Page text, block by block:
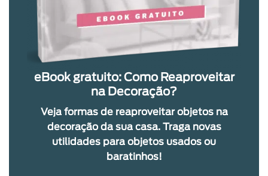
eBook gratuito: Como Reaproveitar
na Decoração?
Veja formas de reaproveitar objetos na
decoração da sua casa. Traga novas
utilidades para objetos usados ou
baratinhos!